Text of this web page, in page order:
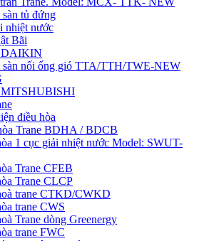
tủ đứng
nhiệt nước
Bãi
sàn nối ống gió TTA/TTH/TWE-NEW
điều hòa
Trane BDHA / BDCB
1 cục giải nhiệt nước Model: SWUT-
Trane CFEB
Trane CLCP
trane CTKD/CWKD
trane CWS
Trane dòng Greenergy
trane FWC